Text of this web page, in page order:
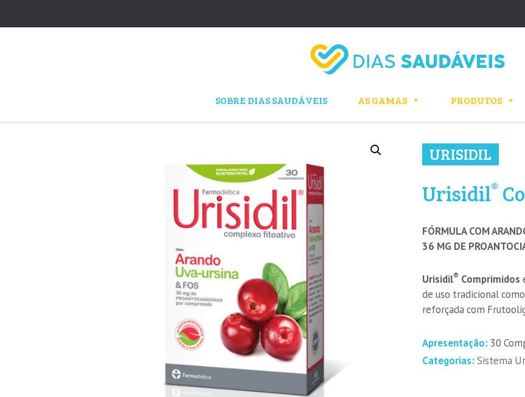
SOBRE DIAS SAUDÁVEIS AS GAMAS PRODUTOS
URISIDIL
Urisidil®
FÓRMULA COM
36 MG DE
Urisidil® Comprimidos
de uso tradicional
reforçada com
Apresentação: 30
Categorias:Sistema